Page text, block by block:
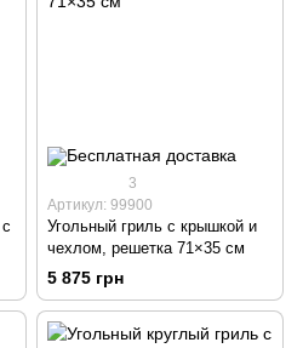
3
Артикул: 99900
Угольный гриль с крышкой и
чехлом, решетка 71×35 см
5 875 грн